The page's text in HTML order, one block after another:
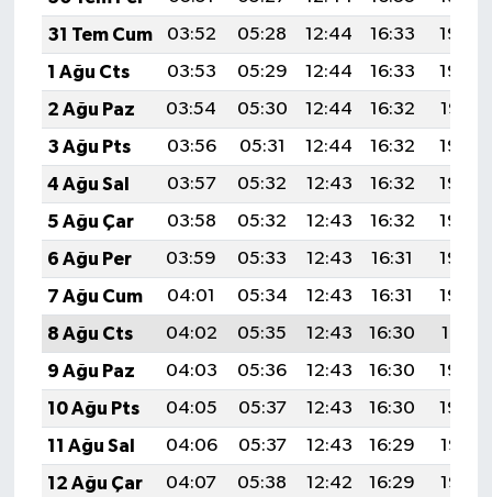
31 Tem Cum
03:52 05:28 12:44 16:33
19:49
1 Ağu Cts
03:53 05:29 12:44 16:33
19:48
2 Ağu Paz
03:54 05:30 12:44 16:32
19:47
3 Ağu Pts
03:56 05:31 12:44 16:32
19:46
4 Ağu Sal
03:57 05:32 12:43 16:32
19:45
5 Ağu Çar
03:58 05:32 12:43 16:32
19:44
6 Ağu Per
03:59 05:33 12:43 16:31
19:43
7 Ağu Cum
04:01 05:34 12:43 16:31
19:42
8 Ağu Cts
04:02 05:35 12:43 16:30
19:41
9 Ağu Paz
04:03 05:36 12:43 16:30
19:40
10 Ağu Pts
04:05 05:37 12:43 16:30
19:39
11 Ağu Sal
04:06 05:37 12:43 16:29
19:38
12 Ağu Çar
04:07 05:38 12:42 16:29
19:37